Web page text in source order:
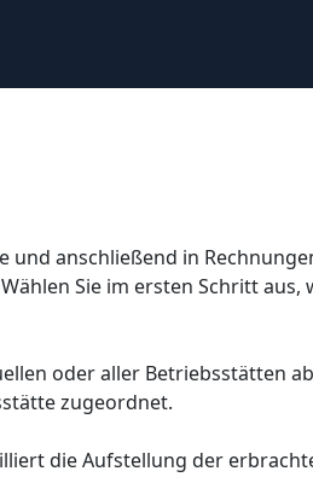
anschließend in
Sie im ersten Schritt
oder aller Betriebsstätten
zugeordnet.
die Aufstellung der